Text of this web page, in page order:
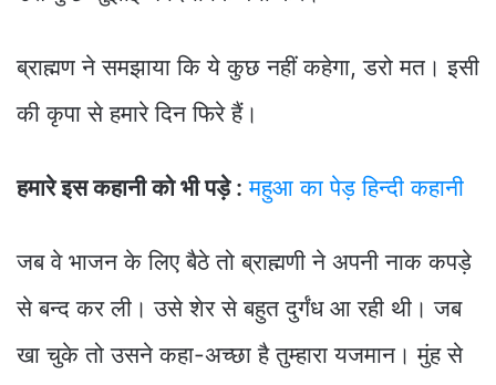
ब्राह्मण ने समझाया कि ये कुछ नहीं कहेगा, डरो मत। इसी
की कृपा से हमारे दिन फिरे हैं।
हमारे इस कहानी को भी पड़े : महुआ का पेड़ हिन्दी कहानी
जब वे भाजन के लिए बैठे तो ब्राह्मणी ने अपनी नाक कपड़े
से बन्द कर ली। उसे शेर से बहुत दुर्गंध आ रही थी। जब
खा चुके तो उसने कहा-अच्छा है तुम्हारा यजमान। मुंह से